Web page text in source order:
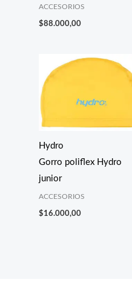
ACCESORIOS
$88.000,00
Hydro
Gorro poliflex Hydro
junior
ACCESORIOS
$16.000,00